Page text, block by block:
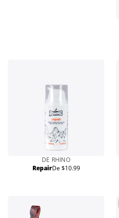
DE RHINO
RepairPrix
De $10.99